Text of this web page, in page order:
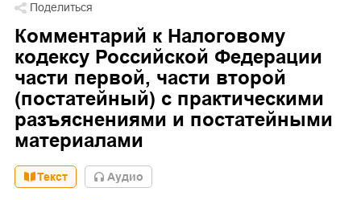
Поделиться
Комментарий к Налоговому
кодексу Российской Федерации
части первой, части второй
(постатейный) с практическими
разъяснениями и постатейными
материалами
Текст Aудио